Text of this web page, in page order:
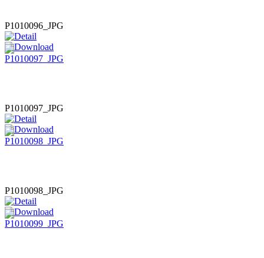
P1010096_JPG
P1010097_JPG
P1010098_JPG